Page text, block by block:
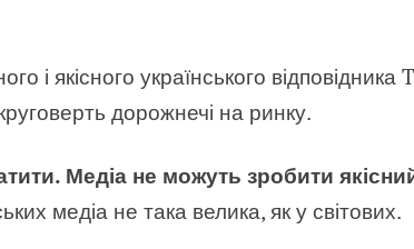
і якісного українського
дорожнечі на ринку.
Медіа не можуть зробити
медіа не така велика, як у світових.